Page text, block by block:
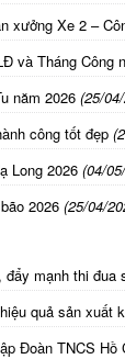
xưởng Xe 2 –
và Tháng Công
năm 2026 (25/
công tốt đẹp
Long 2026 (04/
2026 (25/04/
đẩy mạnh thi đua
quả sản xuất
Đoàn TNCS Hồ